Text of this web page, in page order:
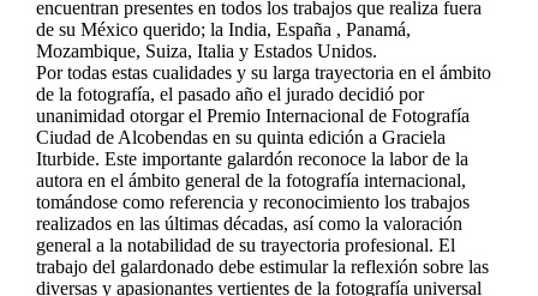
encuentran presentes en todos los trabajos que realiza fuera
de su México querido; la India, España , Panamá,
Mozambique, Suiza, Italia y Estados Unidos.
Por todas estas cualidades y su larga trayectoria en el ámbito
de la fotografía, el pasado año el jurado decidió por
unanimidad otorgar el Premio Internacional de Fotografía
Ciudad de Alcobendas en su quinta edición a Graciela
Iturbide. Este importante galardón reconoce la labor de la
autora en el ámbito general de la fotografía internacional,
tomándose como referencia y reconocimiento los trabajos
realizados en las últimas décadas, así como la valoración
general a la notabilidad de su trayectoria profesional. El
trabajo del galardonado debe estimular la reflexión sobre las
diversas y apasionantes vertientes de la fotografía universal